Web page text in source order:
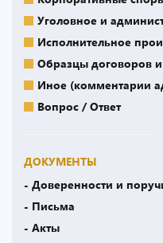
Уголовное и
Исполнительное
Образцы договоров
Иное (комментарии
Вопрос / Ответ
ДОКУМЕНТЫ
- Доверенности и
- Письма
- Акты